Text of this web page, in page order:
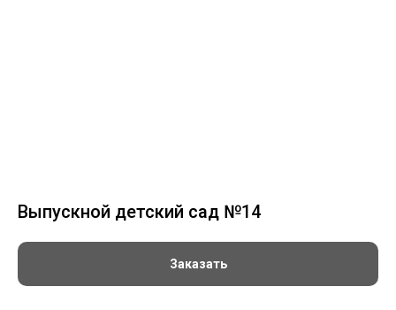
Выпускной детский сад №14
Заказать